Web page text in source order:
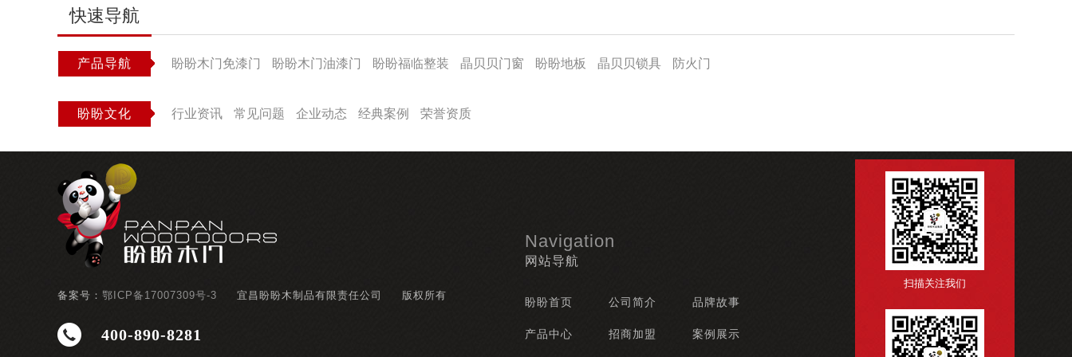
快速导航
产品导航 盼盼木门免漆门 盼盼木门油漆门 盼盼福临整装 晶贝贝门窗 盼盼地板 晶贝贝锁具 防火门
盼盼文化 行业资讯 常见问题 企业动态 经典案例 荣誉资质
备案号： 鄂ICP备17007309号-3 宜昌盼盼木制品有限责任公司 版权所有
400-890-8281
Navigation
网站导航
盼盼首页 公司简介 品牌故事
产品中心 招商加盟 案例展示
扫描关注我们